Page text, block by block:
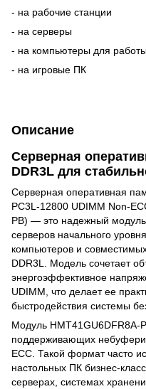
- на рабочие станции
- на серверы
- на компьютеры для
- на игровые ПК
Описание
Серверная
DDR3L для
Серверная оперативная
PC3L-12800 UDIMM Non-
PB) — это надежный
серверов начального
компьютеров и
DDR3L. Модель сочетает
энергоэффективное
UDIMM, что делает ее
быстродействия системы
Модуль HMT41GU6DFR8A-
поддерживающих
ECC. Такой формат часто
настольных ПК бизнес-
серверах, системах